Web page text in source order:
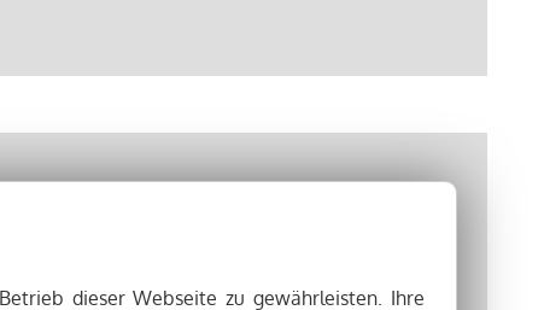
dieser Webseite zu gewährleisten. Ihre